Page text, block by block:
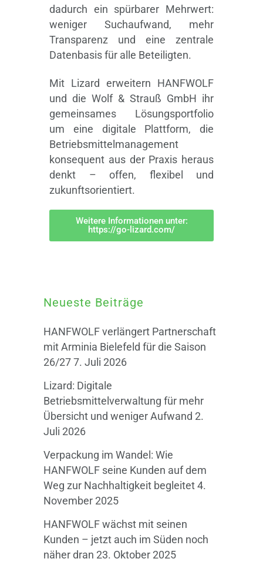
dadurch ein spürbarer Mehrwert:
weniger Suchaufwand, mehr
Transparenz und eine zentrale
Datenbasis für alle Beteiligten.
Mit Lizard erweitern HANFWOLF
und die Wolf & Strauß GmbH ihr
gemeinsames Lösungsportfolio
um eine digitale Plattform, die
Betriebsmittelmanagement
konsequent aus der Praxis heraus
denkt – offen, flexibel und
zukunftsorientiert.
Weitere Informationen unter:
https://go-lizard.com/
Neueste Beiträge
HANFWOLF verlängert Partnerschaft
mit Arminia Bielefeld für die Saison
26/277. Juli 2026
Lizard: Digitale
Betriebsmittelverwaltung für mehr
Übersicht und weniger Aufwand 2.
Juli 2026
Verpackung im Wandel: Wie
HANFWOLF seine Kunden auf dem
Weg zur Nachhaltigkeit begleitet4.
November 2025
HANFWOLF wächst mit seinen
Kunden – jetzt auch im Süden noch
näher dran 23. Oktober 2025